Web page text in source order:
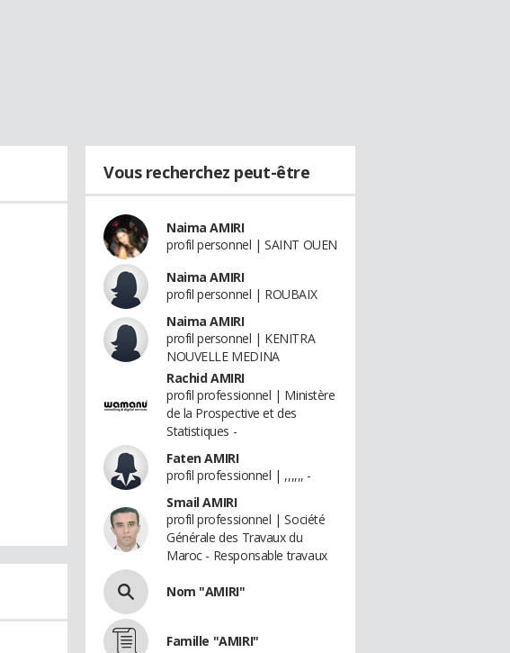
Vous recherchez peut-être
Naima AMIRI
profil personnel | SAINT OUEN
Naima AMIRI
profil personnel | ROUBAIX
Naima AMIRI
profil personnel | KENITRA
NOUVELLE MEDINA
Rachid AMIRI
profil professionnel | Ministère
de la Prospective et des
Statistiques -
Faten AMIRI
profil professionnel | ,,,,,, -
Smail AMIRI
profil professionnel | Société
Générale des Travaux du
Maroc - Responsable travaux
Nom "AMIRI"
Famille "AMIRI"